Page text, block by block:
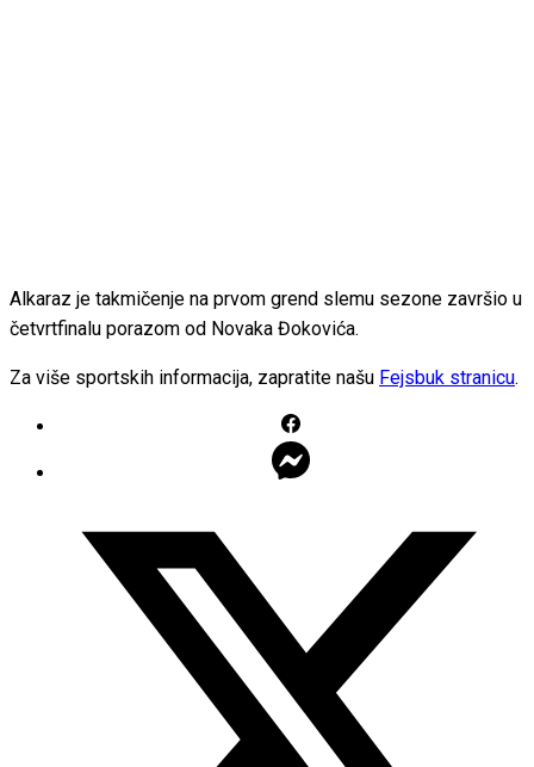
Alkaraz je takmičenje na prvom grend slemu sezone završio u
četvrtfinalu porazom od Novaka Đokovića.
Za više sportskih informacija, zapratite našu Fejsbuk stranicu.